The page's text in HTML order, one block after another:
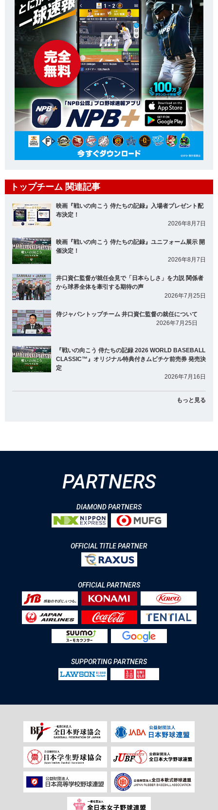
トップチーム 関連記事
映画『戦いの向こう 侍たちの記録』入場者プレゼント配
布決定！
2026年8月7日
映画『戦いの向こう 侍たちの記録』ユニフォーム展示 開
催決定！
2026年8月7日
井口資仁監督が就任会見で「日本らしさ」を力説 関係者
から球界全体を牽引する期待の声
2026年7月25日
侍ジャパントップチーム 井口資仁監督の就任について
2026年7月25日
『戦いの向こう 侍たちの記録 2026 WORLD BASEBALL
CLASSIC™』オリジナル特典付きムビチケ前売券 発売決
定
2026年7月16日
もっと見る
PARTNERS
DIAMOND PARTNERS
OFFICIAL TITLE PARTNER
OFFICIAL PARTNERS
SUPPORTING PARTNERS